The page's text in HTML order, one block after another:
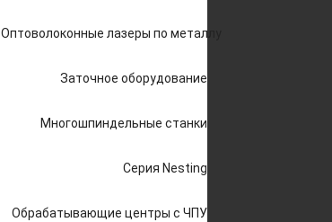
Оптоволоконные лазеры по металлу
Заточное оборудование
Многошпиндельные станки
Серия Nesting
Обрабатывающие центры с ЧПУ